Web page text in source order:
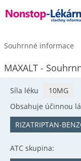
Souhrnné informace
MAXALT -
Síla léku
10MG
Obsahuje účinnou
RIZATRIPTAN-
ATC skupina: